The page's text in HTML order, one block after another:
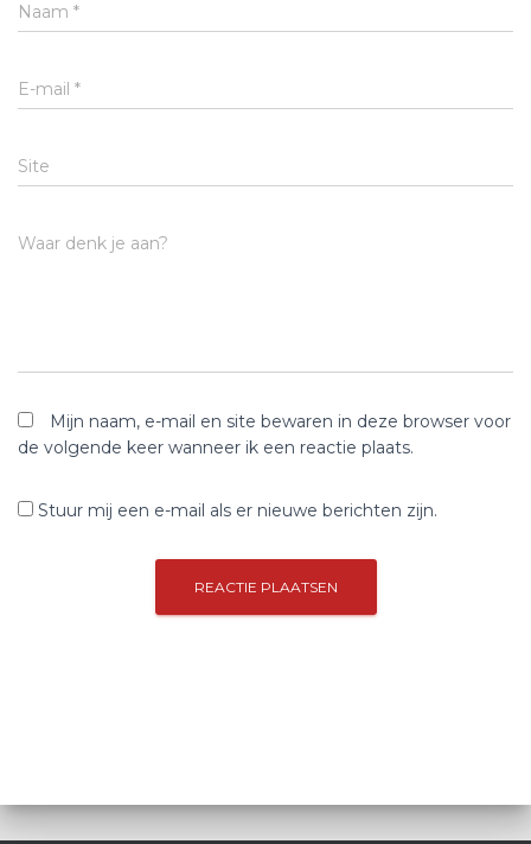
Naam *
E-mail *
Site
Waar denk je aan?
Mijn naam, e-mail en site bewaren in deze browser voor
de volgende keer wanneer ik een reactie plaats.
Stuur mij een e-mail als er nieuwe berichten zijn.